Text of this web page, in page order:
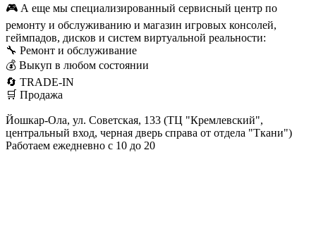
🎮 А еще мы специализированный сервисный центр по
ремонту и обслуживанию и магазин игровых консолей,
геймпадов, дисков и систем виртуальной реальности:
🔧 Ремонт и обслуживание
💰 Выкуп в любом состоянии
🔄 TRADE-IN
🛒 Продажа
Йошкар-Ола, ул. Советская, 133 (ТЦ "Кремлевский",
центральный вход, черная дверь справа от отдела "Ткани")
Работаем ежедневно с 10 до 20